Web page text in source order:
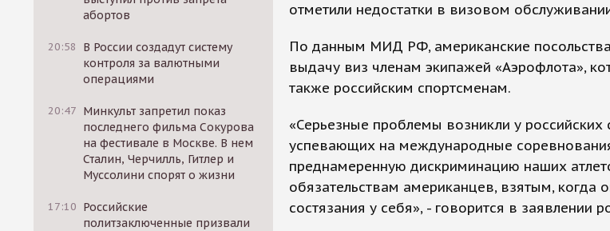
абортов
20:58
В России создадут систему
контроля за валютными
операциями
20:47 Минкульт запретил показ
последнего фильма Сокурова
на фестивале в Москве. В нем
Сталин, Черчилль, Гитлер и
Муссолини спорят о жизни
17:10 Российские
политзаключенные призвали
отметили недостатки в визовом
По данным МИД РФ, американские
выдачу виз членам экипажей «Аэрофлота»,
также российским спортсменам.
«Серьезные проблемы возникли у российских
успевающих на международные
преднамеренную дискриминацию наших
обязательствам американцев, взятым, когда
состязания у себя», - говорится в заявлении